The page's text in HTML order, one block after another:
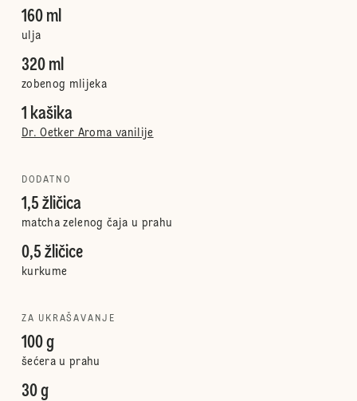
160 ml
ulja
320 ml
zobenog mlijeka
1 kašika
Dr. Oetker Aroma vanilije
DODATNO
1,5 žličica
matcha zelenog čaja u prahu
0,5 žličice
kurkume
ZA UKRAŠAVANJE
100 g
šećera u prahu
30 g